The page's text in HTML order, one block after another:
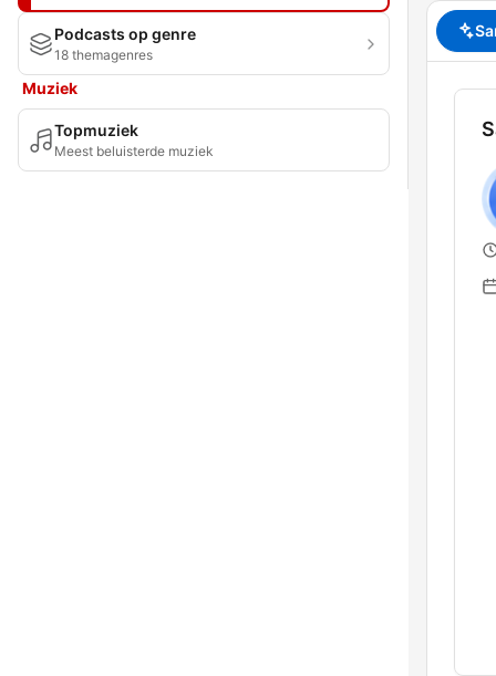
Podcasts op genre
18 themagenres
Muziek
Topmuziek
Meest beluisterde muziek